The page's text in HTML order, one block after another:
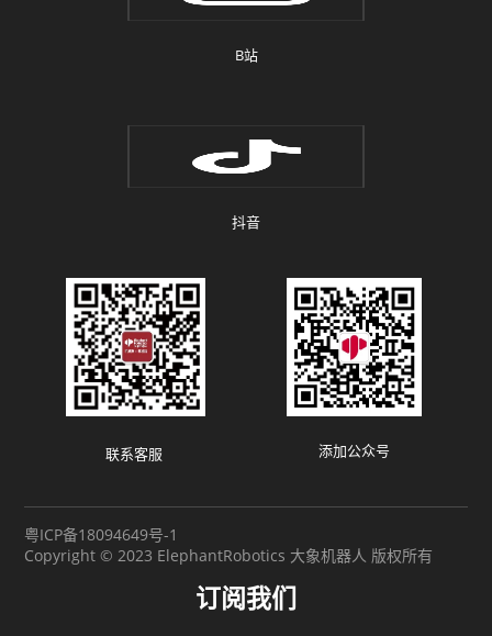
B站
抖音
联系客服 添加公众号
粤ICP备18094649号-1
Copyright © 2023 ElephantRobotics 大象机器人 版权所有
订阅我们